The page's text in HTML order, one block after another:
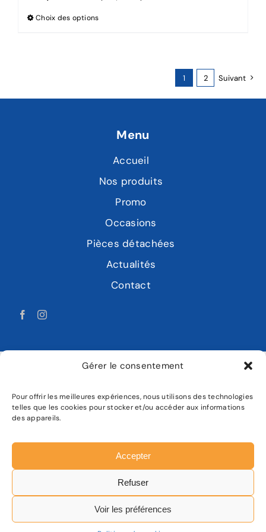
Gérer le consentement
Pour offrir les meilleures expériences, nous utilisons des technologies
telles que les cookies pour stocker et/ou accéder aux informations
des appareils.
Accepter
Refuser
Voir les préférences
Choix des options
1 2 Suivant
Menu
Accueil
Nos produits
Promo
Occasions
Pièces détachées
Actualités
Contact
LABAT MOTOCULTURE
Politique de confidentialité
Plan de site
FacebookInstagram